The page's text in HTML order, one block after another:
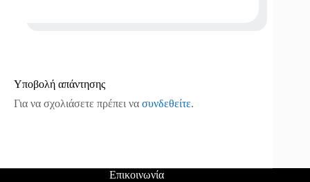
Υποβολή απάντησης
Για να σχολιάσετε πρέπει να συνδεθείτε.
Επικοινωνία